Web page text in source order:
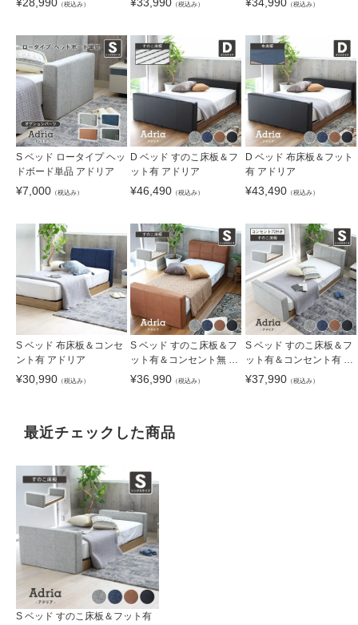
¥28,990 （税込み） ¥33,990 （税込み） ¥34,990（税込み）
S ベッド ロータイプ ヘッ
ドボード単品 アドリア
¥7,000 （税込み）
D ベッド すのこ床板＆フ
ット有 アドリア
¥46,490 （税込み）
D ベッド 布床板＆フット
有 アドリア
¥43,490（税込み）
S ベッド 布床板＆コンセ
ント有 アドリア
¥30,990 （税込み）
S ベッド すのこ床板＆フ
ット有＆コンセント無 ア
ドリア
¥36,990 （税込み）
S ベッド すのこ床板＆フ
ット有＆コンセント有 ア
ドリア
¥37,990（税込み）
最近チェックした商品
S ベッド すのこ床板＆フット有